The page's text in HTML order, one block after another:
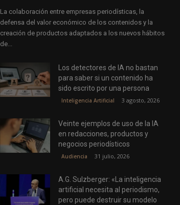
La colaboración entre empresas periodísticas, la
defensa del valor económico de los contenidos y la
creación de productos adaptados a los nuevos hábitos
de...
Los detectores de IA no bastan
para saber si un contenido ha
sido escrito por una persona
Inteligencia Artificial 3 agosto, 2026
Veinte ejemplos de uso de la IA
en redacciones, productos y
negocios periodísticos
Audiencia 31 julio, 2026
A.G. Sulzberger: «La inteligencia
artificial necesita al periodismo,
pero puede destruir su modelo